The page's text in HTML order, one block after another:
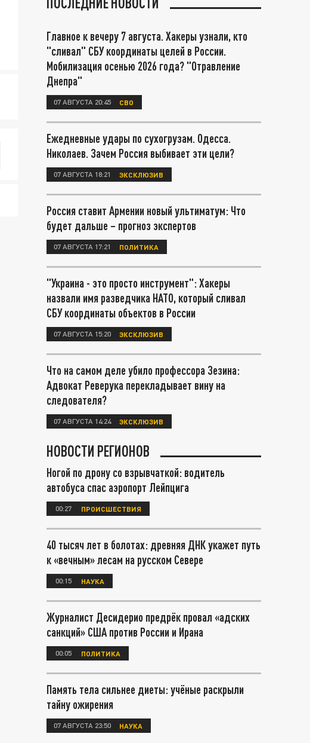
Главное к вечеру 7 августа. Хакеры узнали, кто
"сливал" СБУ координаты целей в России.
Мобилизация осенью 2026 года? "Отравление
Днепра"
07 АВГУСТА 20:45 СВО
Ежедневные удары по сухогрузам. Одесса.
Николаев. Зачем Россия выбивает эти цели?
07 АВГУСТА 18:21 ЭКСКЛЮЗИВ
Россия ставит Армении новый ультиматум: Что
будет дальше – прогноз экспертов
07 АВГУСТА 17:21 ПОЛИТИКА
"Украина - это просто инструмент": Хакеры
назвали имя разведчика НАТО, который сливал
СБУ координаты объектов в России
07 АВГУСТА 15:20 ЭКСКЛЮЗИВ
Что на самом деле убило профессора Зезина:
Адвокат Реверука перекладывает вину на
следователя?
07 АВГУСТА 14:24 ЭКСКЛЮЗИВ
НОВОСТИ РЕГИОНОВ
Ногой по дрону со взрывчаткой: водитель
автобуса спас аэропорт Лейпцига
00:27 ПРОИСШЕСТВИЯ
40 тысяч лет в болотах: древняя ДНК укажет путь
к «вечным» лесам на русском Севере
00:15 НАУКА
Журналист Десидерио предрёк провал «адских
санкций» США против России и Ирана
00:05 ПОЛИТИКА
Память тела сильнее диеты: учёные раскрыли
тайну ожирения
07 АВГУСТА 23:50 НАУКА